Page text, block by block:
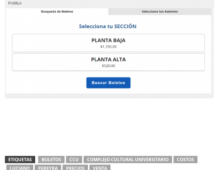
ETIQUETAS BOLETOS CCU COMPLEJO CULTURAL UNIVERSITARIO
COSTOS
LUCIANO
PEREYRA PRECIOS VENTA